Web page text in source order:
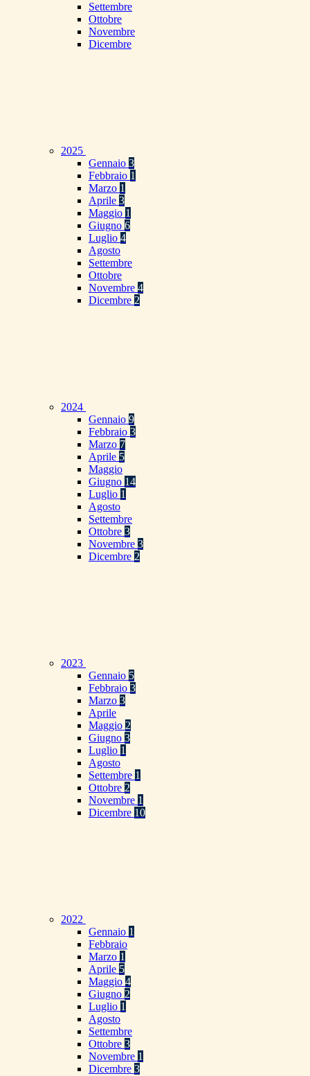
Settembre
Ottobre
Novembre
Dicembre
2025
Gennaio 3
Febbraio 1
Marzo 1
Aprile 3
Maggio 1
Giugno 6
Luglio 4
Agosto
Settembre
Ottobre
Novembre 4
Dicembre 2
2024
Gennaio 9
Febbraio 3
Marzo 7
Aprile 5
Maggio
Giugno 14
Luglio 1
Agosto
Settembre
Ottobre 3
Novembre 3
Dicembre 2
2023
Gennaio 5
Febbraio 3
Marzo 3
Aprile
Maggio 2
Giugno 3
Luglio 1
Agosto
Settembre 1
Ottobre 2
Novembre 1
Dicembre 10
2022
Gennaio 1
Febbraio
Marzo 1
Aprile 5
Maggio 4
Giugno 2
Luglio 1
Agosto
Settembre
Ottobre 3
Novembre 1
Dicembre 3